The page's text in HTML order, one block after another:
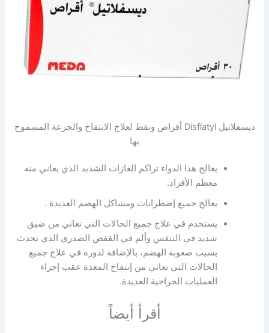
ديسفلاتيل Disflatyl أقراص ونقط لعلاج الانتفاخ والجرعة المسموح
بها
يعالج هذا الدواء تراكم الغازات الشديد الذي يعاني منه
معظم الأفراد.
يعالج جميع إضطرابات ومشاكل الهضم العديدة .
يستخدم في علاج جميع الحالات التي تعاني من ضيق
شديد في التنفس وألم في القفص الصدري الذي يحدث
بسبب صعوبة الهضم، بالإضافة لدوره في علاج جميع
الحالات التي تعاني من إنتفاخ المعدة عقب إجراء
العمليات الجراحية العديدة.
أقرأ أيضاً